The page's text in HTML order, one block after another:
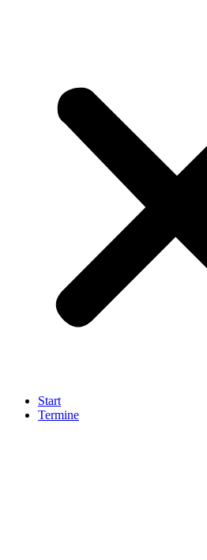
Start
Termine